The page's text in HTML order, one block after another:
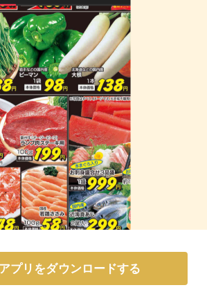
プリをダウンロードする